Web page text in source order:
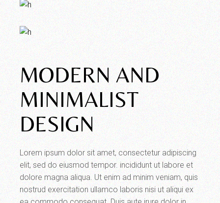
MODERN AND
MINIMALIST
DESIGN
Lorem ipsum dolor sit amet, consectetur adipiscing
elit, sed do eiusmod tempor. incididunt ut labore et
dolore magna aliqua. Ut enim ad minim veniam, quis
nostrud exercitation ullamco laboris nisi ut aliqui ex